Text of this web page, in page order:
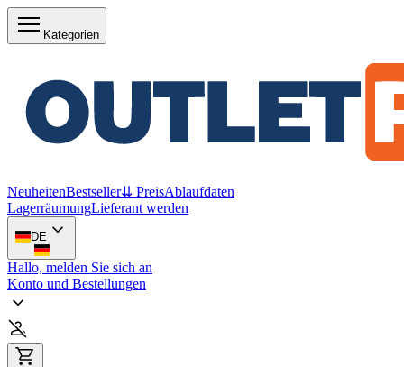
Kategorien
NeuheitenBestseller⇊ PreisAblaufdaten
LagerräumungLieferant werden
DE
Hallo, melden Sie sich an
Konto und Bestellungen